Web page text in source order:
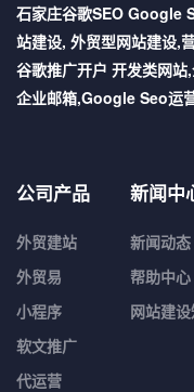
石家庄谷歌SEO Google
站建设, 外贸型网站建设,
谷歌推广开户 开发类网
企业邮箱,Google Seo运营
公司产品
外贸建站
外贸易
小程序
软文推广
代运营
新闻中
新闻动态
帮助中心
网站建